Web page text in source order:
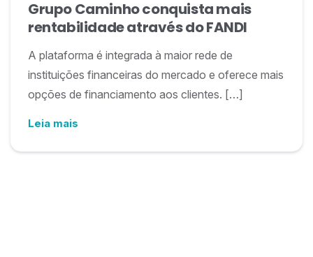
Grupo Caminho conquista mais
rentabilidade através do FANDI
A plataforma é integrada à maior rede de
instituições financeiras do mercado e oferece mais
opções de financiamento aos clientes. […]
Leia mais